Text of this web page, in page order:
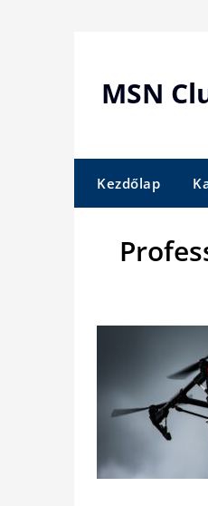
MSN
Kezdőlap